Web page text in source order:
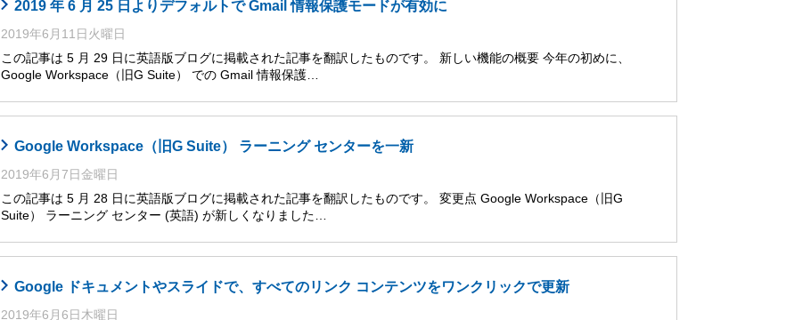
2019 年 6 月 25 日よりデフォルトで Gmail 情報保護モードが有効に
2019年6月11日火曜日
この記事は 5 月 29 日に英語版ブログに掲載された記事を翻訳したものです。 新しい機能の概要 今年の初めに、
Google Workspace（旧G Suite） での Gmail 情報保護…
Google Workspace（旧G Suite） ラーニング センターを一新
2019年6月7日金曜日
この記事は 5 月 28 日に英語版ブログに掲載された記事を翻訳したものです。 変更点 Google Workspace（旧G
Suite） ラーニング センター (英語) が新しくなりました…
Google ドキュメントやスライドで、すべてのリンク コンテンツをワンクリックで更新
2019年6月6日木曜日